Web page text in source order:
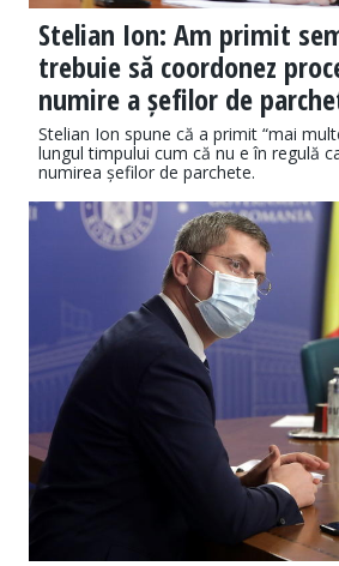
Stelian Ion: Am primit
trebuie să coordonez
numire a șefilor de
Stelian Ion spune că a primit “mai
lungul timpului cum că nu e în regulă
numirea șefilor de parchete.